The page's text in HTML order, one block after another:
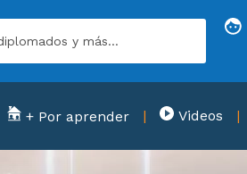
+ Por aprender Videos